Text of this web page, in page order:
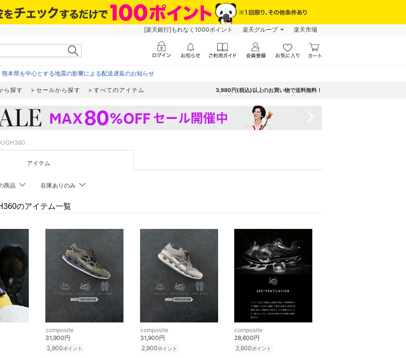
[楽天銀行]もれなく1000ポイント 楽天グループ 楽天市場
熊本県を中心とする地震の影響による配送遅延のお知らせ
ら探す セールから探す すべてのアイテム 3,980円(税込)以上のお買い物で送料無料！
アイテム
商品 在庫ありのみ
のアイテム一覧
composite
31,900円
2,900ポイント
composite
31,900円
2,900ポイント
composite
28,600円
2,600ポイント